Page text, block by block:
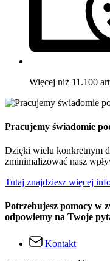
Więcej niż 11.100
Pracujemy świadomie
Dzięki wielu konkretnym
zminimalizować nasz
Tutaj znajdziesz więcej
Potrzebujesz pomocy w
odpowiemy na Twoje
Kontakt